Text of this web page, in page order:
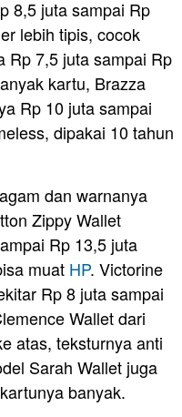
8,5 juta sampai Rp
lebih tipis, cocok
Rp 7,5 juta sampai Rp
kartu, Brazza
Rp 10 juta sampai
dipakai 10 tahun
dan warnanya
Zippy Wallet
Rp 13,5 juta
muat HP. Victorine
Rp 8 juta sampai
Wallet dari
atas, teksturnya anti
Sarah Wallet juga
banyak.